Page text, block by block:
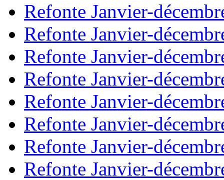
Refonte Janvier-
Refonte Janvier-
Refonte Janvier-
Refonte Janvier-
Refonte Janvier-
Refonte Janvier-
Refonte Janvier-
Refonte Janvier-